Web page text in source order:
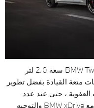
يمنحك المحرك BMW TwinPower Turbo سعة 2.0 لتر
متعة القيادة بفضل تطوير
، حتى عند عدد
الدورات المنخفض. إن جمع هذا مع BMW xDrive والتوجيه